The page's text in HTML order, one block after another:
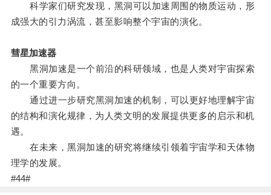
科学家们研究发现，黑洞可以加速周围的物质运动，形
成强大的引力涡流，甚至影响整个宇宙的演化。
彗星加速器
黑洞加速是一个前沿的科研领域，也是人类对宇宙探索
的一个重要方向。
通过进一步研究黑洞加速的机制，可以更好地理解宇宙
的结构和演化规律，为人类文明的发展提供更多的启示和机
遇。
在未来，黑洞加速的研究将继续引领着宇宙学和天体物
理学的发展。
#44#